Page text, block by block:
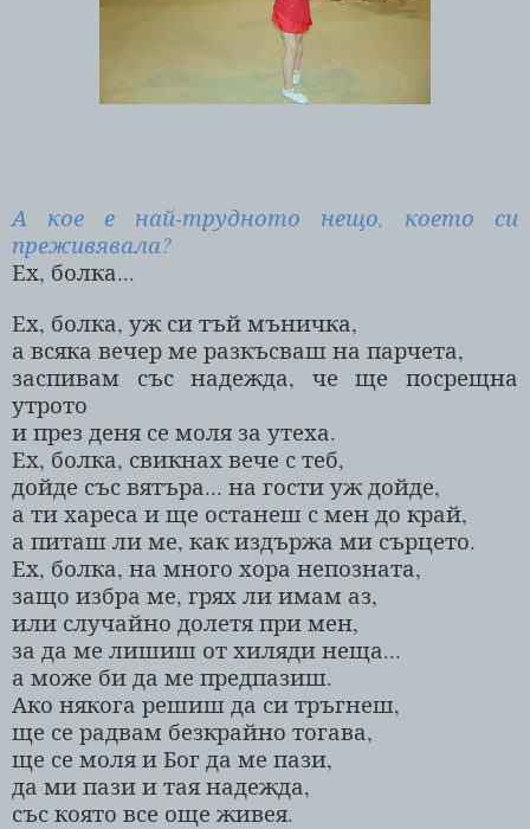
А кое е най-трудното нещо, което си
преживявала?
Ех, болка...
Ех, болка, уж си тъй мъничка,
а всяка вечер ме разкъсваш на парчета,
заспивам със надежда, че ще посрещна
утрото
и през деня се моля за утеха.
Ех, болка, свикнах вече с теб,
дойде със вятъра... на гости уж дойде,
а ти хареса и ще останеш с мен до край,
а питаш ли ме, как издържа ми сърцето.
Ех, болка, на много хора непозната,
защо избра ме, грях ли имам аз,
или случайно долетя при мен,
за да ме лишиш от хиляди неща...
а може би да ме предпазиш.
Ако някога решиш да си тръгнеш,
ще се радвам безкрайно тогава,
ще се моля и Бог да ме пази,
да ми пази и тая надежда,
със която все още живея.